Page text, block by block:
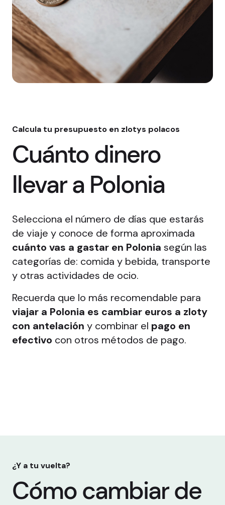
Calcula tu presupuesto en zlotys polacos
Cuánto dinero
llevar a Polonia
Selecciona el número de días que estarás
de viaje y conoce de forma aproximada
cuánto vas a gastar en Polonia según las
categorías de: comida y bebida, transporte
y otras actividades de ocio.
Recuerda que lo más recomendable para
viajar a Polonia es cambiar euros a zloty
con antelación y combinar el pago en
efectivo con otros métodos de pago.
¿Y a tu vuelta?
Cómo cambiar de